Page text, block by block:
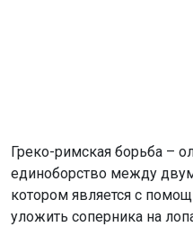
Греко-римская борьба –
единоборство между
котором является с
уложить соперника на